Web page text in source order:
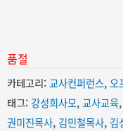
품절
카테고리:교사컨퍼런스,오
태그: 강성희사모,교사교육,
권미진목사, 김민철목사, 김